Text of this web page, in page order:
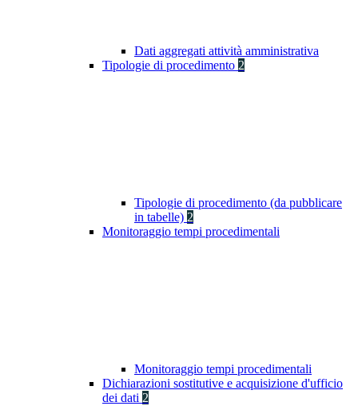
Dati aggregati attività amministrativa
Tipologie di procedimento 2
Tipologie di procedimento (da pubblicare
in tabelle) 2
Monitoraggio tempi procedimentali
Monitoraggio tempi procedimentali
Dichiarazioni sostitutive e acquisizione d'ufficio
dei dati 2